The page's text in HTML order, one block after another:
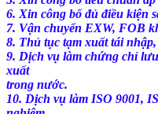
6. Xin công bố đủ điều kiện
7. Vận chuyển EXW, FOB
8. Thủ tục tạm xuất tái
9. Dịch vụ làm chứng chỉ
xuất
trong nước.
10. Dịch vụ làm ISO 9001,